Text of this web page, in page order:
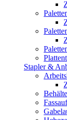
Stapler &